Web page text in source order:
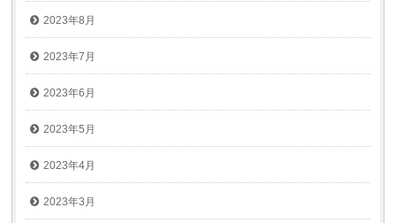
2023年8月
2023年7月
2023年6月
2023年5月
2023年4月
2023年3月